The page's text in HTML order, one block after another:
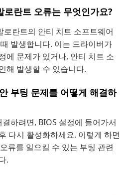
로란트 오류는 무엇인가요?
로란트의 안티 치트 소프트웨어
발생합니다. 이는 드라이버가
에 문제가 있거나, 안티 치트 소
해 발생할 수 있습니다.
부팅 문제를 어떻게 해결하
하려면, BIOS 설정에 들어가서
다시 활성화하세요. 이렇게 하면
류를 일으킬 수 있는 부팅 관련
.